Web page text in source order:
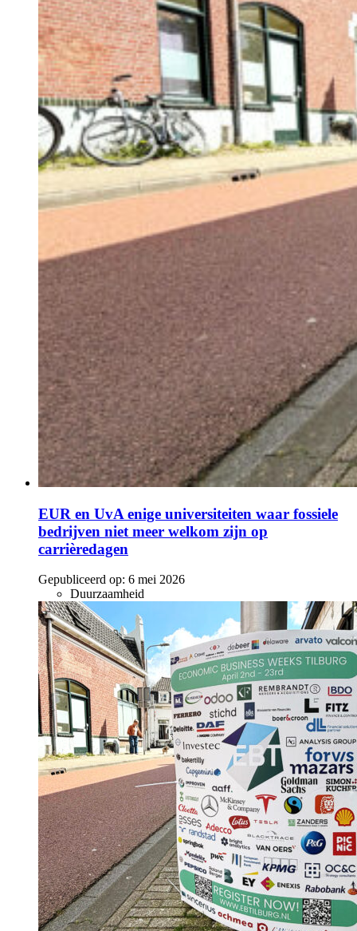
EUR en UvA enige universiteiten waar fossiele
bedrijven niet meer welkom zijn op
carrièredagen
Gepubliceerd op: 6 mei 2026
Duurzaamheid